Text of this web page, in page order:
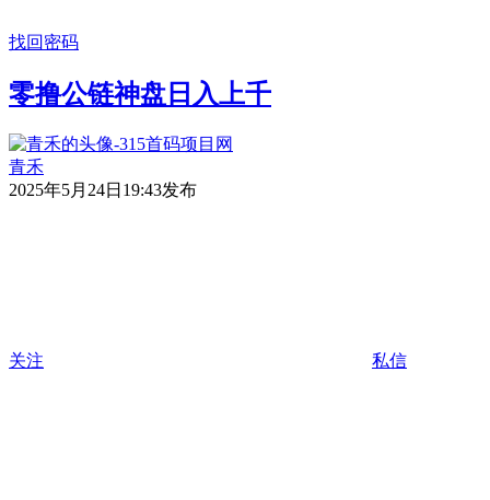
找回密码
零撸公链神盘日入上千
青禾
2025年5月24日19:43发布
关注 私信